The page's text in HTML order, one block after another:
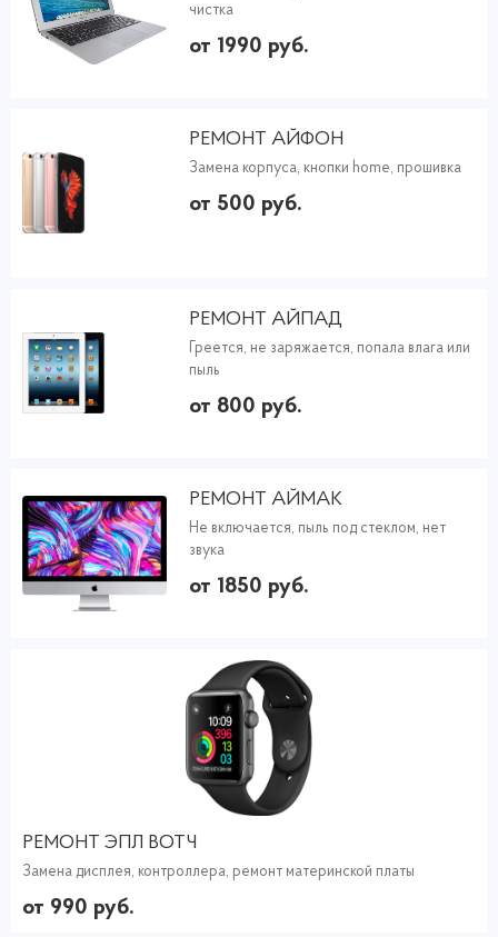
чистка
от 1990 руб.
РЕМОНТ АЙФОН
Замена корпуса, кнопки home, прошивка
от 500 руб.
РЕМОНТ АЙПАД
Греется, не заряжается, попала влага или
пыль
от 800 руб.
РЕМОНТ АЙМАК
Не включается, пыль под стеклом, нет
звука
от 1850 руб.
РЕМОНТ ЭПЛ ВОТЧ
Замена дисплея, контроллера, ремонт материнской платы
от 990 руб.